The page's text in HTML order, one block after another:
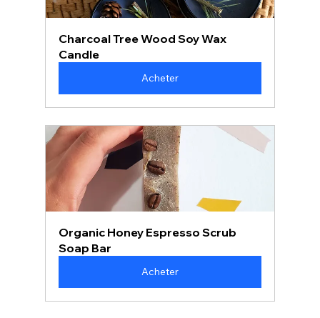
Charcoal Tree Wood Soy Wax
Candle
Acheter
Organic Honey Espresso Scrub
Soap Bar
Acheter